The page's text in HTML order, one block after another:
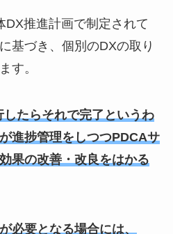
DX推進計画で制定されて
基づき、個別のDXの取り
す。
たらそれで完了というわ
進捗管理をしつつPDCAサ
果の改善・改良をはかる
必要となる場合には、